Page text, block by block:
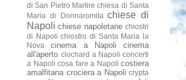
di San Pietro Martire chiesa di Santa
Maria di Donnaromita chiese di
Napoli chiese napoletane chiostri
di Napoli chiostro di Santa Maria la
Nova
cinema a Napoli
cinema
all'aperto clochard a Napoli concerti
a Napoli cosa fare a Napoli costiera
amalfitana crociera a Napoli crypta